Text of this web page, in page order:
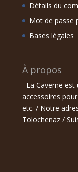
Détails du
Mot de passe
Bases légales
À propos
La Caverne est
accessoires
etc. / Notre
Tolochenaz /